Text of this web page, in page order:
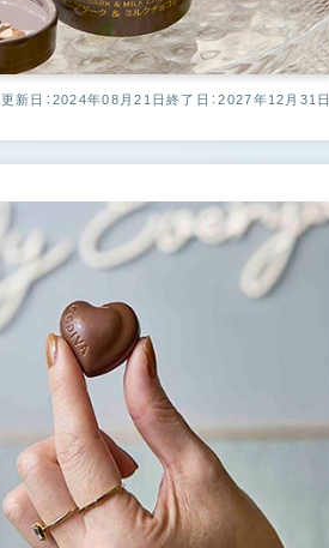
更新日：2024年08月21日終了日：2027年12月31日